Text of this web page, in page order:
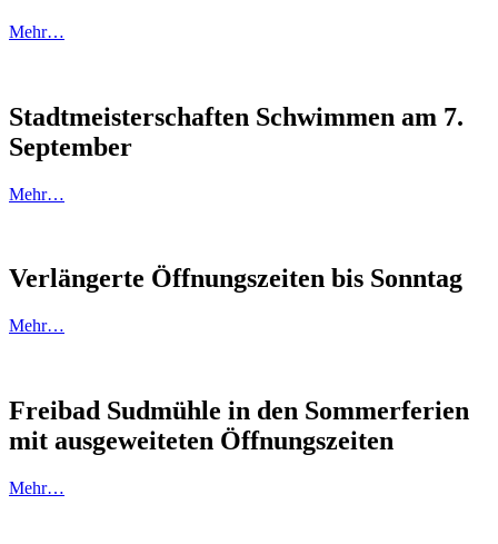
Mehr…
Stadtmeisterschaften Schwimmen am 7.
September
Mehr…
Verlängerte Öffnungszeiten bis Sonntag
Mehr…
Freibad Sudmühle in den Sommerferien
mit ausgeweiteten Öffnungszeiten
Mehr…